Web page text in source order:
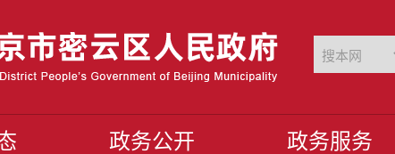
政务公开 政务服务